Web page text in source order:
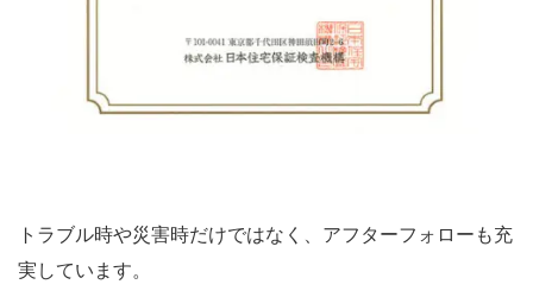
トラブル時や災害時だけではなく、アフターフォローも充
実しています。